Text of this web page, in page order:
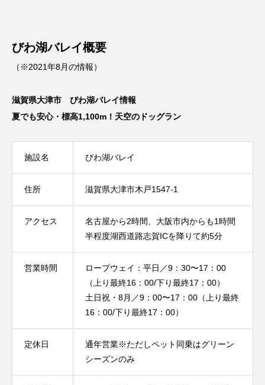
びわ湖バレイ概要
（※2021年8月の情報）
滋賀県大津市 びわ湖バレイ情報
夏でも安心・標高1,100m！天空のドッグラン
施設名 びわ湖バレイ
住所 滋賀県大津市木戸1547-1
アクセス
名古屋から2時間、大阪市内からも1時間
半程度湖西道路志賀ICを降りて約5分
営業時間
ロープウェイ：平日／9：30〜17：00
（上り最終16：00/下り最終17：00）
土日祝・8月／9：00〜17：00（上り最終
16：00/下り最終17：00）
定休日
通年営業※ただしペット同乗はグリーン
シーズンのみ